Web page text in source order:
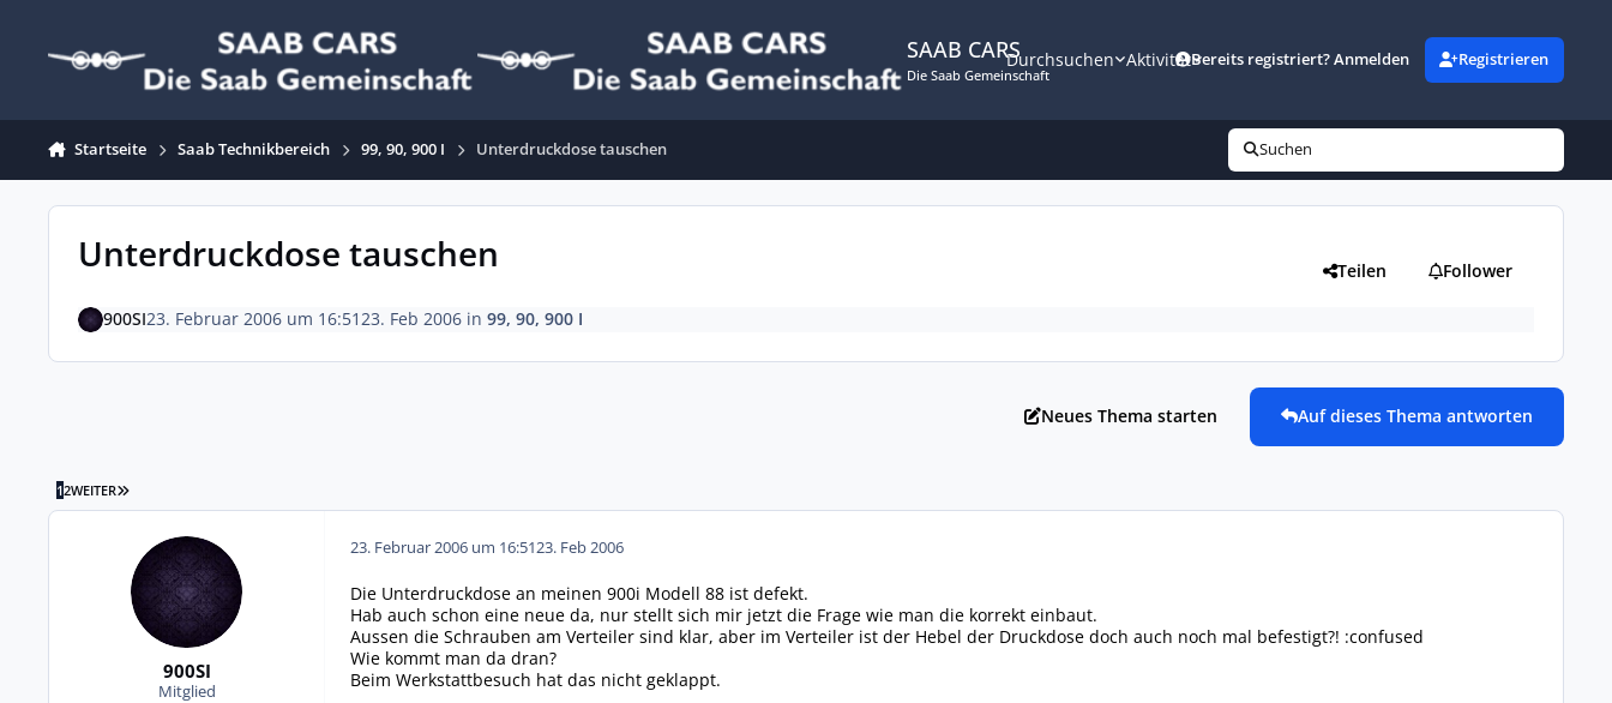
SAAB CARS
Die Saab Gemeinschaft
Durchsuchen AktivitätBereits registriert? Anmelden Registrieren
Startseite Saab Technikbereich 99, 90, 900 I Unterdruckdose tauschen Suchen
Unterdruckdose tauschen Teilen Follower
900SI23. Februar 2006 um 16:5123. Feb 2006in 99, 90, 900 I
Neues Thema starten Auf dieses Thema antworten
12WEITER LETZTE SEITE
900SI
Mitglied
23. Februar 2006 um 16:5123. Feb 2006
Die Unterdruckdose an meinen 900i Modell 88 ist defekt.
Hab auch schon eine neue da, nur stellt sich mir jetzt die Frage wie man die korrekt einbaut.
Aussen die Schrauben am Verteiler sind klar, aber im Verteiler ist der Hebel der Druckdose doch auch noch mal befestigt?! :confused
Wie kommt man da dran?
Beim Werkstattbesuch hat das nicht geklappt.